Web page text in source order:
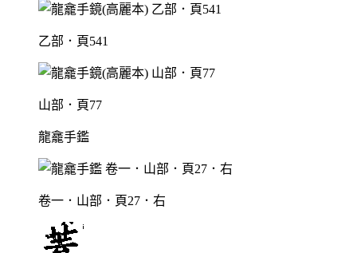
乙部．頁541
山部．頁77
龍龕手鑑
卷一．山部．頁27．右